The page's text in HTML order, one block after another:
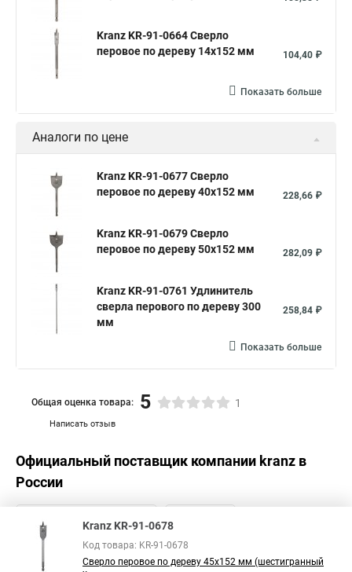
Kranz KR-91-0664 Сверло
перовое по дереву 14х152 мм
104,40 ₽
Показать больше
Аналоги по цене
Kranz KR-91-0677 Сверло
перовое по дереву 40х152 мм
228,66 ₽
Kranz KR-91-0679 Сверло
перовое по дереву 50х152 мм
282,09 ₽
Kranz KR-91-0761 Удлинитель
сверла перового по дереву 300
мм
258,84 ₽
Показать больше
Написать отзыв
Общая оценка товара: 5 1
Официальный поставщик компании kranz в
России
Kranz KR-91-0678
Код товара: KR-91-0678
Сверло перовое по дереву 45х152 мм (шестигранный